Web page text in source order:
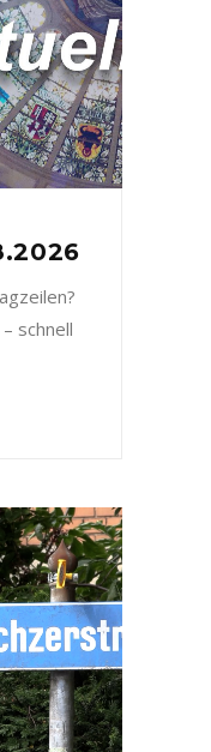
schnell